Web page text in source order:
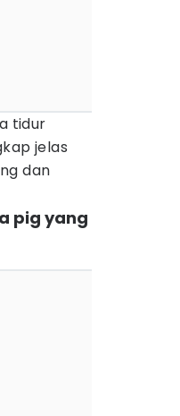
tidur
jelas
dan
pig yang